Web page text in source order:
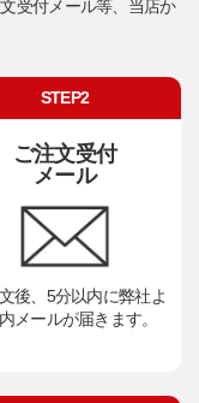
受付メール等、当店か
STEP2
ご注文受付
メール
後、5分以内に弊社よ
メールが届きます。